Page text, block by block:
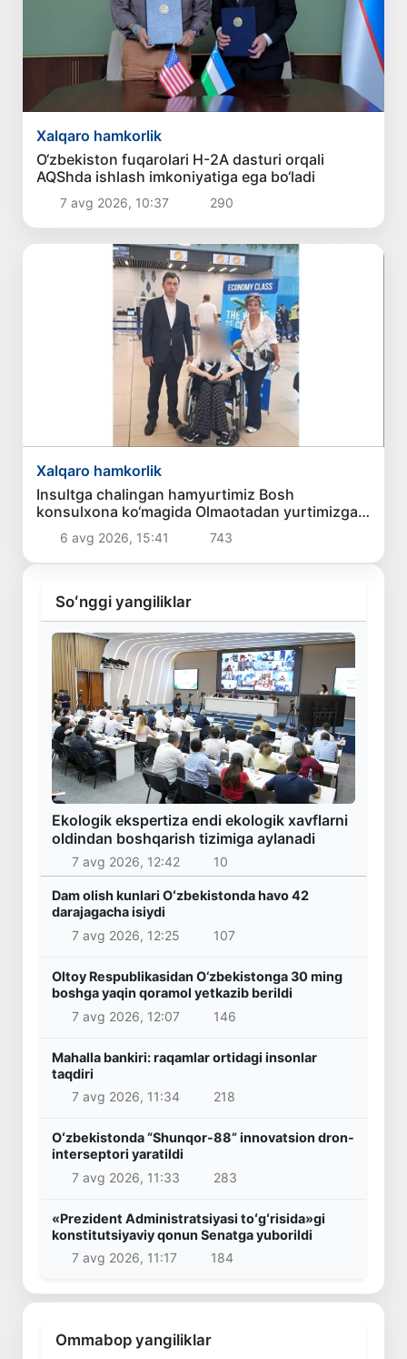
Xalqaro hamkorlik
O‘zbekiston fuqarolari H-2A dasturi orqali
AQShda ishlash imkoniyatiga ega bo‘ladi
7 avg 2026, 10:37 290
Xalqaro hamkorlik
Insultga chalingan hamyurtimiz Bosh
konsulxona ko‘magida Olmaotadan yurtimizga
qaytarildi
6 avg 2026, 15:41 743
Soʻnggi yangiliklar
Ekologik ekspertiza endi ekologik xavflarni
oldindan boshqarish tizimiga aylanadi
7 avg 2026, 12:42 10
Dam olish kunlari Oʻzbekistonda havo 42
darajagacha isiydi
7 avg 2026, 12:25
107
Oltoy Respublikasidan O‘zbekistonga 30 ming
boshga yaqin qoramol yetkazib berildi
7 avg 2026, 12:07
146
Mahalla bankiri: raqamlar ortidagi insonlar
taqdiri
7 avg 2026, 11:34
218
Oʻzbekistonda “Shunqor-88” innovatsion dron-
interseptori yaratildi
7 avg 2026, 11:33
283
«Prezident Administratsiyasi toʻgʻrisida»gi
konstitutsiyaviy qonun Senatga yuborildi
7 avg 2026, 11:17
184
Ommabop yangiliklar